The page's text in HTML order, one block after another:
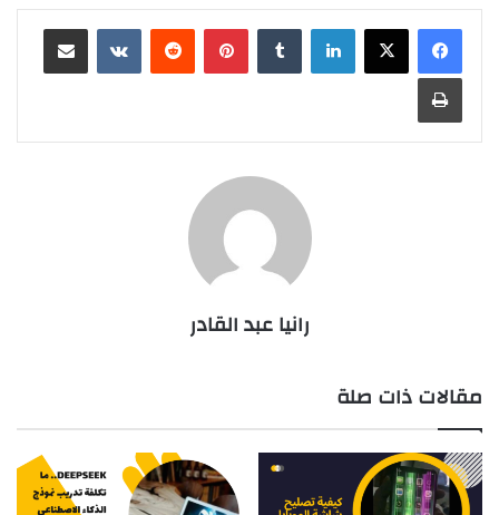
لينكدإن بينتيريست مشاركة عبر البريد
طباعة
رانيا عبد القادر
مقالات ذات صلة